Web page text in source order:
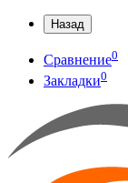
Назад
Сравнение0
Закладки0